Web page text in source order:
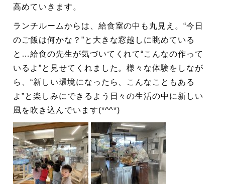
高めていきます。
ランチルームからは、給食室の中も丸見え。“今日
のご飯は何かな？”と大きな窓越しに眺めている
と…給食の先生が気づいてくれて“こんなの作って
いるよ”と見せてくれました。様々な体験をしなが
ら、“新しい環境になったら、こんなこともある
よ”と楽しみにできるよう日々の生活の中に新しい
風を吹き込んでいます(*^^*)